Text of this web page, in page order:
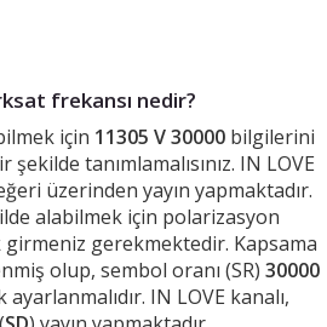
frekansı nedir?
için 11305 V 30000 bilgilerini
şekilde tanımlamalısınız. IN LOVE
üzerinden yayın yapmaktadır.
alabilmek için polarizasyon
gerekmektedir. Kapsama
olup, sembol oranı (SR) 30000
IN LOVE kanalı,